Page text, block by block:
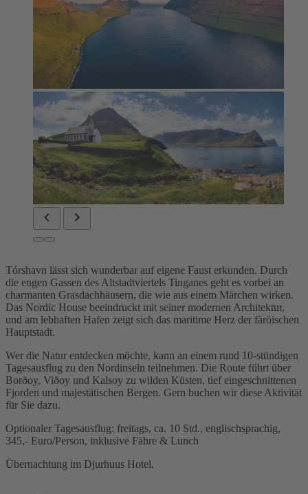
Tórshavn lässt sich wunderbar auf eigene Faust erkunden. Durch
die engen Gassen des Altstadtviertels Tinganes geht es vorbei an
charmanten Grasdachhäusern, die wie aus einem Märchen wirken.
Das Nordic House beeindruckt mit seiner modernen Architektur,
und am lebhaften Hafen zeigt sich das maritime Herz der färöischen
Hauptstadt.
Wer die Natur entdecken möchte, kann an einem rund 10-stündigen
Tagesausflug zu den Nordinseln teilnehmen. Die Route führt über
Borðoy, Viðoy und Kalsoy zu wilden Küsten, tief eingeschnittenen
Fjorden und majestätischen Bergen. Gern buchen wir diese Aktivität
für Sie dazu.
Optionaler Tagesausflug: freitags, ca. 10 Std., englischsprachig,
345,- Euro/Person, inklusive Fähre & Lunch
Übernachtung im Djurhuus Hotel.